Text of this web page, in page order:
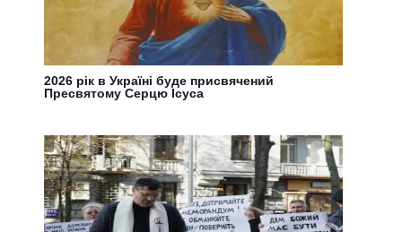
2026 рік в Україні буде присвячений
Пресвятому Серцю Ісуса